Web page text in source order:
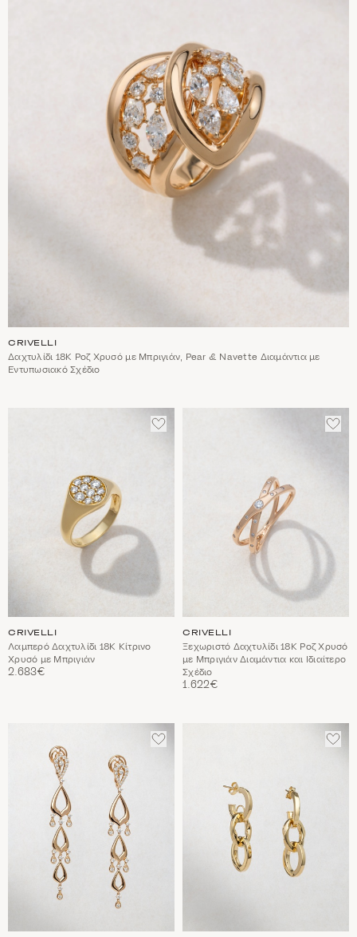
CRIVELLI
Δαχτυλίδι 18Κ Ροζ Χρυσό με Μπριγιάν, Pear & Navette Διαμάντια με
Εντυπωσιακό Σχέδιο
ΠΡΟΣΘΈΣΤΕ
ΣΤΑ
CRIVELLI
Λαμπερό Δαχτυλίδι 18Κ Κίτρινο
Χρυσό με Μπριγιάν
2.683€
ΣΤΑ
CRIVELLI
Ξεχωριστό Δαχτυλίδι 18Κ Ροζ Χρυσό
με Μπριγιάν Διαμάντια και Ιδιαίτερο
Σχέδιο
1.622€
ΠΡΟΣΘΈΣΤΕ
ΣΤΑ
ΣΤΑ